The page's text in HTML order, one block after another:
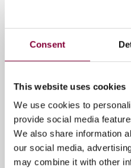
Consent
This website uses cookies
We use cookies to
provide social media
We also share information
our social media,
may combine it with other
Media Campus
waardevolle
Leaders’
Media Campus NL
aangesloten bij het
netwerk en was voor